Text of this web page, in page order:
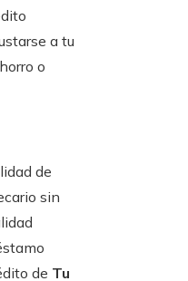
a tu
o
de
sin
de Tu